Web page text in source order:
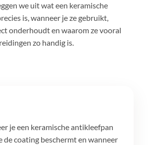
we uit wat een keramische
is, wanneer je ze gebruikt,
onderhoudt en waarom ze vooral
zo handig is.
je een keramische antikleefpan
de coating beschermt en wanneer